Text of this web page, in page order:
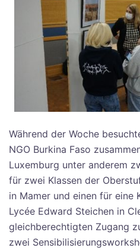
Während der Woche
NGO Burkina Faso
Luxemburg unter anderem
für zwei Klassen der
in Mamer und einen für eine
Lycée Edward Steichen in
gleichberechtigten Zugang
zwei